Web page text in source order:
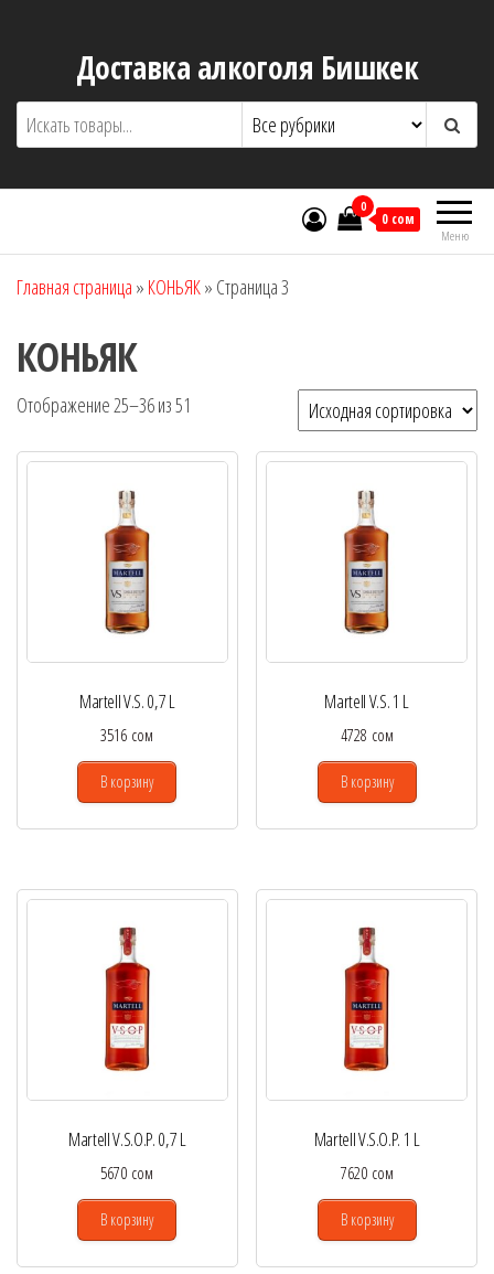
содержимомуДоставка алкоголя Бишкек
Меню
0
0 сом
Главная страница » КОНЬЯК» Страница 3
КОНЬЯК
Отображение 25–36 из 51
Martell V.S. 0,7 L
3516 сом
В корзину
Martell V.S. 1 L
4728 сом
В корзину
Martell V.S.O.P. 0,7 L
5670 сом
В корзину
Martell V.S.O.P. 1 L
7620 сом
В корзину